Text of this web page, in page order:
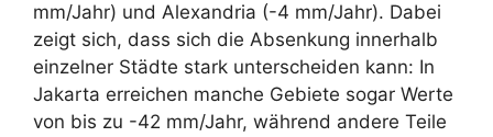
mm/Jahr) und Alexandria (-4 mm/Jahr). Dabei
zeigt sich, dass sich die Absenkung innerhalb
einzelner Städte stark unterscheiden kann: In
Jakarta erreichen manche Gebiete sogar Werte
von bis zu -42 mm/Jahr, während andere Teile